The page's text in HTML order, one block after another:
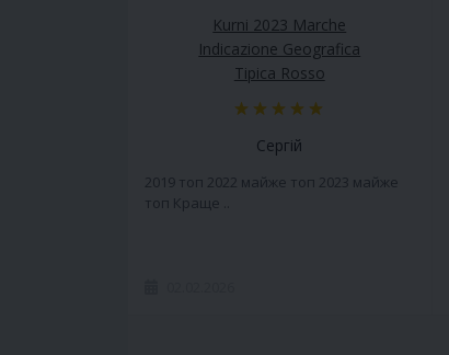
Kurni 2023 Marche
Indicazione Geografica
Tipica Rosso
Сергій
2019 топ 2022 майже топ 2023 майже
топ Краще ..